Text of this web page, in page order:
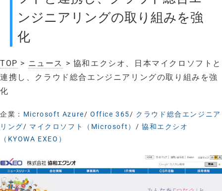
ンジニアリングの取り組みを強
化
TOP > ニュース > 協和エクシオ、日本マイクロソフトと
連携し、クラウド総合エンジニアリングの取り組みを強
化
企業： Microsoft Azure/Office 365/ クラウド総合エンジニア
リング/ マイクロソフト（Microsoft） /協和エクシオ
（KYOWA EXEO）